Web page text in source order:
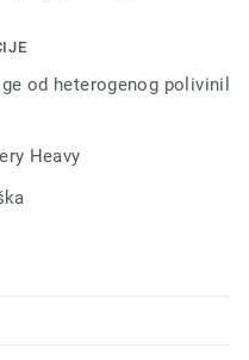
od heterogenog polivinil
Heavy